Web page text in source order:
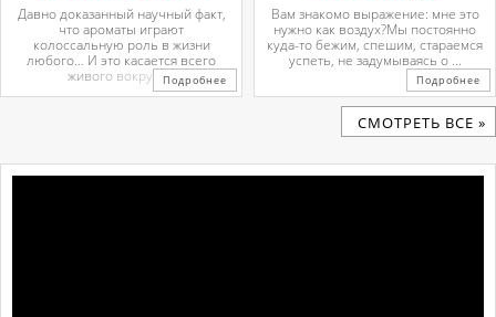
Давно доказанный научный факт,
что ароматы играют
колоссальную роль в жизни
любого… И это касается всего
живого вокруг. ...Подробнее
Вам знакомо выражение: мне это
нужно как воздух?Мы постоянно
куда-то бежим, спешим, стараемся
успеть, не задумываясь о ...
Подробнее
CМОТРЕТЬ ВСЕ »